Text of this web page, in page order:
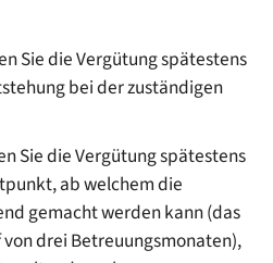
Sie die Vergütung spätestens
bei der zuständigen
Sie die Vergütung spätestens
ab welchem die
gemacht werden kann (das
drei Betreuungsmonaten),